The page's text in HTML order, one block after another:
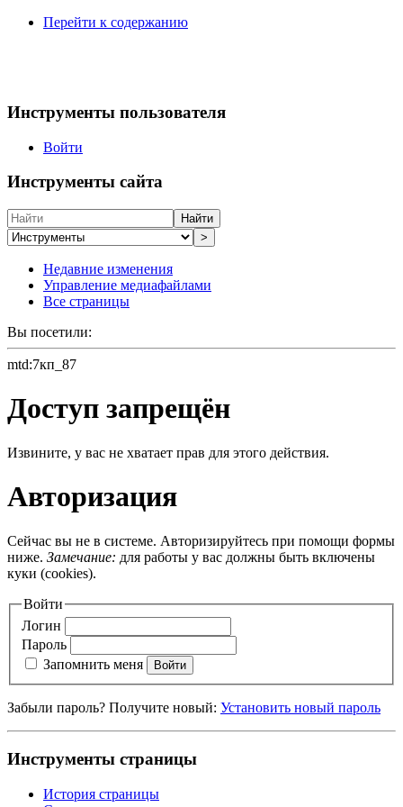
Перейти к содержанию
Инструменты пользователя
Войти
Инструменты сайта
Найти
>
Недавние изменения
Управление медиафайлами
Все страницы
Вы посетили:
mtd:7кп_87
Доступ запрещён
Извините, у вас не хватает прав для этого действия.
Авторизация
Сейчас вы не в системе. Авторизируйтесь при помощи формы
ниже. Замечание: для работы у вас должны быть включены
куки (cookies).
Войти
Логин
Пароль
Запомнить меня
Войти
Забыли пароль? Получите новый: Установить новый пароль
Инструменты страницы
История страницы